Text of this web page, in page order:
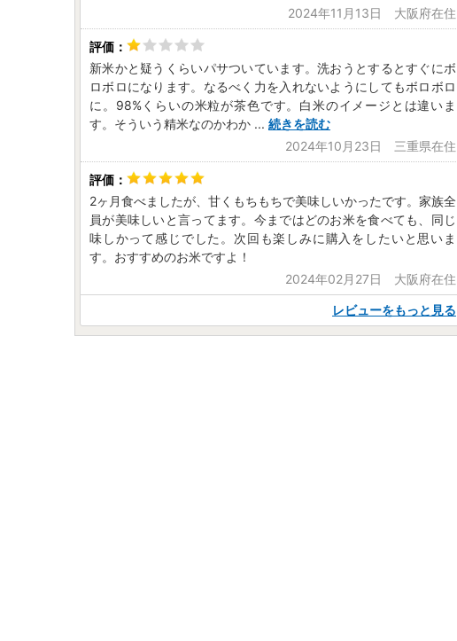
2024年11月13日 大阪府在住
新米かと疑うくらいパサついています。洗おうとするとすぐにボ
ロボロになります。なるべく力を入れないようにしてもボロボロ
に。98%くらいの米粒が茶色です。白米のイメージとは違いま
す。そういう精米なのかわか ... 続きを読む
2024年10月23日 三重県在住
2ヶ月食べましたが、甘くもちもちで美味しいかったです。家族全
員が美味しいと言ってます。今まではどのお米を食べても、同じ
味しかって感じでした。次回も楽しみに購入をしたいと思いま
す。おすすめのお米ですよ！
2024年02月27日 大阪府在住
レビューをもっと見る